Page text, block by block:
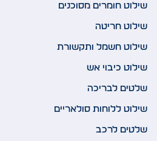
שילוט חומרים מסוכנים
שילוט חריטה
שילוט חשמל ותקשורת
שילוט כיבוי אש
שלטים לבריכה
שילוט ללוחות סולאריים
שלטים לרכב